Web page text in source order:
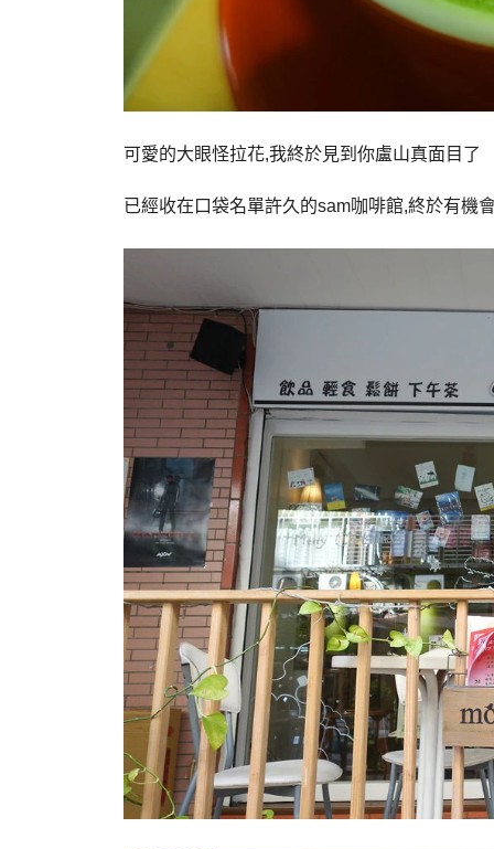
可愛的大眼怪拉花,我終於見到你盧山真面目了
已經收在口袋名單許久的sam咖啡館,終於有機